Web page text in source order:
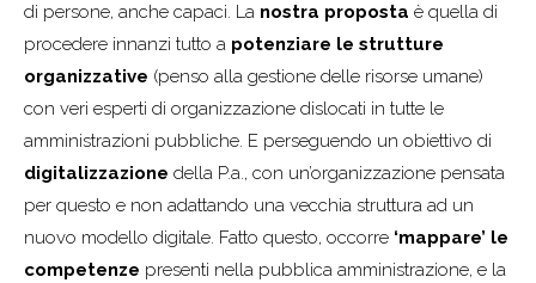
di persone, anche capaci. La nostra proposta è quella di
procedere innanzi tutto a potenziare le strutture
organizzative (penso alla gestione delle risorse umane)
con veri esperti di organizzazione dislocati in tutte le
amministrazioni pubbliche. E perseguendo un obiettivo di
digitalizzazione della P.a., con un’organizzazione pensata
per questo e non adattando una vecchia struttura ad un
nuovo modello digitale. Fatto questo, occorre ‘mappare’ le
competenze presenti nella pubblica amministrazione, e la